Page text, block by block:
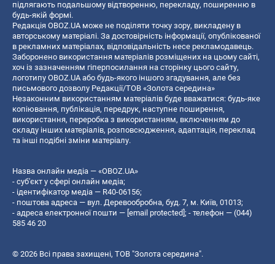
підлягають подальшому відтворенню, перекладу, поширенню в
будь-якій формі.
Редакція OBOZ.UA може не поділяти точку зору, викладену в
авторському матеріалі. За достовірність інформації, опублікованої
в рекламних матеріалах, відповідальність несе рекламодавець.
Заборонено використання матеріалів розміщених на цьому сайті,
хоч із зазначенням гіперпосилання на сторінку цього сайту,
логотипу OBOZ.UA або будь-якого іншого згадування, але без
письмового дозволу Редакції/ТОВ «Золота середина»
Незаконним використанням матеріалів буде вважатися: будь-яке
копiювання, публiкацiя, передрук, наступне поширення,
використання, переробка з використанням, включенням до
складу інших матеріалів, розповсюдження, адаптація, переклад
та інші подібні зміни матеріалу.
Назва онлайн медіа — «OBOZ.UA»
- суб'єкт у сфері онлайн медіа;
- ідентифікатор медіа — R40-06156;
- поштова адреса — вул. Деревообробна, буд. 7, м. Київ, 01013;
- адреса електронної пошти — [email protected]; - телефон — (044)
585 46 20
© 2026 Всі права захищені, ТОВ "Золота середина".